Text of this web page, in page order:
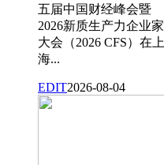
五届中国财经峰会暨
2026新质生产力企业家
大会（2026 CFS）在上
海...
EDIT2026-08-04